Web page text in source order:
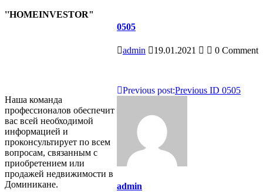
0505
admin 19.01.2021 0 Comment
Навигация
записям
Previous
Previous post: ID 0505
admin
''HOMEINVESTOR"
Наша команда
профессионалов обеспечит
вас всей необходимой
информацией и
проконсультирует по всем
вопросам, связанным с
приобретением или
продажей недвижимости в
Доминикане.